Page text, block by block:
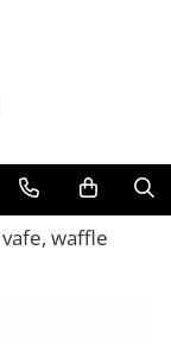
waffle